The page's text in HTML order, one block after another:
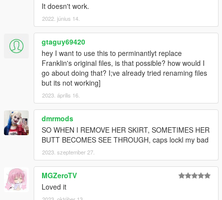
It doesn't work.
2022. június 14.
gtaguy69420
hey I want to use this to perminantlyt replace
Franklin's original files, is that possible? how would I
go about doing that? I;ve already tried renaming files
but its not working]
2023. április 16.
dmrmods
SO WHEN I REMOVE HER SKIRT, SOMETIMES HER
BUTT BECOMES SEE THROUGH, caps lockl my bad
2023. szeptember 27.
MGZeroTV
Loved it